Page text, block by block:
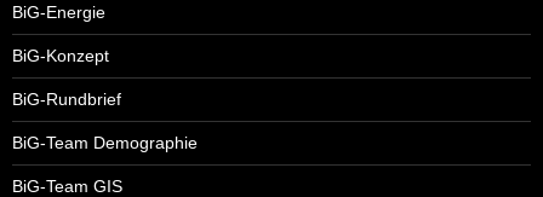
BiG-Energie
BiG-Konzept
BiG-Rundbrief
BiG-Team Demographie
BiG-Team GIS